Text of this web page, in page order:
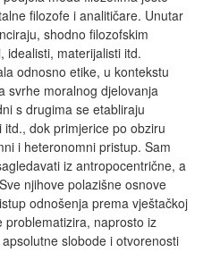
filozofe i analitičare. Unutar
shodno filozofskim
idealisti, materijalisti itd.
odnosno etike, u kontekstu
svrhe moralnog djelovanja
s drugima se etabliraju
dok primjerice po obziru
i heteronomni pristup. Sam
iz antropocentrične, a
njihove polazišne osnove
odnošenja prema vještačkoj
problematizira, naprosto iz
slobode i otvorenosti